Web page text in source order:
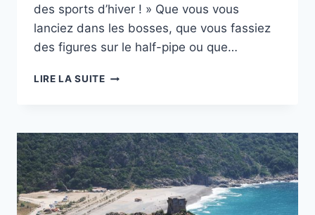
des sports d’hiver ! » Que vous vous
lanciez dans les bosses, que vous fassiez
des figures sur le half-pipe ou que…
LIRE LA SUITE11
FEMME
VIT
APRÈS
UNE
JOURNÉE
DE